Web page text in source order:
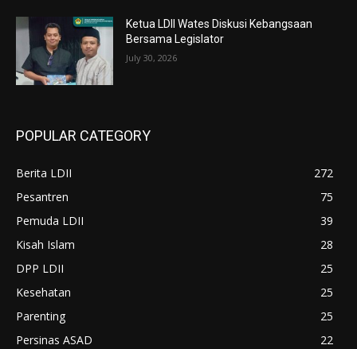
Ketua LDII Wates Diskusi Kebangsaan
Bersama Legislator
July 30, 2026
POPULAR CATEGORY
Berita LDII
272
Pesantren
75
Pemuda LDII
39
Kisah Islam
28
DPP LDII
25
Kesehatan
25
Parenting
25
Persinas ASAD
22